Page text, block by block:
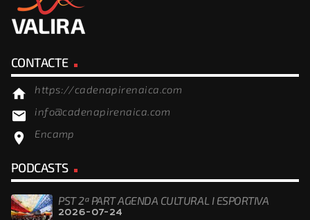
CONTACTE
home https://cadenapirenaica.com
email info@cadenapirenaica.com
location_on Encamp
PODCASTS
PST 2ª PART AGENDA CULTURAL I ESPORTIVA
2026-07-24